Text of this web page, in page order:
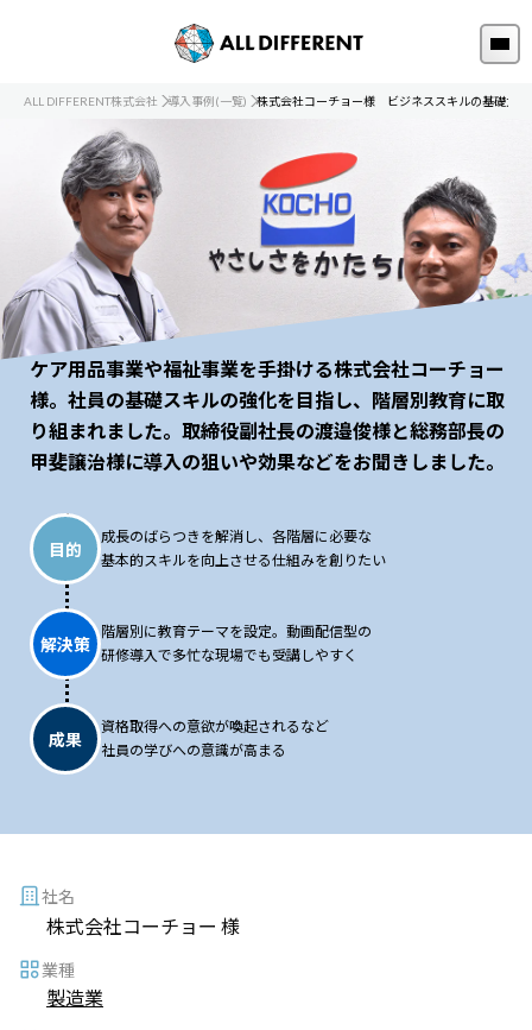
ALL DIFFERENT株式会社 導入事例(一覧) 株式会社コーチョー様 ビジネススキルの基礎力
ケア用品事業や福祉事業を手掛ける株式会社コーチョー
様。社員の基礎スキルの強化を目指し、階層別教育に取
り組まれました。取締役副社長の渡邉俊様と総務部長の
甲斐譲治様に導入の狙いや効果などをお聞きしました。
目的
成長のばらつきを解消し、各階層に必要な
基本的スキルを向上させる仕組みを創りたい
解決策
階層別に教育テーマを設定。動画配信型の
研修導入で多忙な現場でも受講しやすく
成果
資格取得への意欲が喚起されるなど
社員の学びへの意識が高まる
社名
株式会社コーチョー 様
業種
製造業